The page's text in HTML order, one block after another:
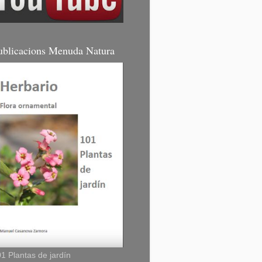
Menuda Natura
Plantas de jardín